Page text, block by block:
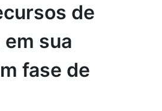
de
sua
fase de